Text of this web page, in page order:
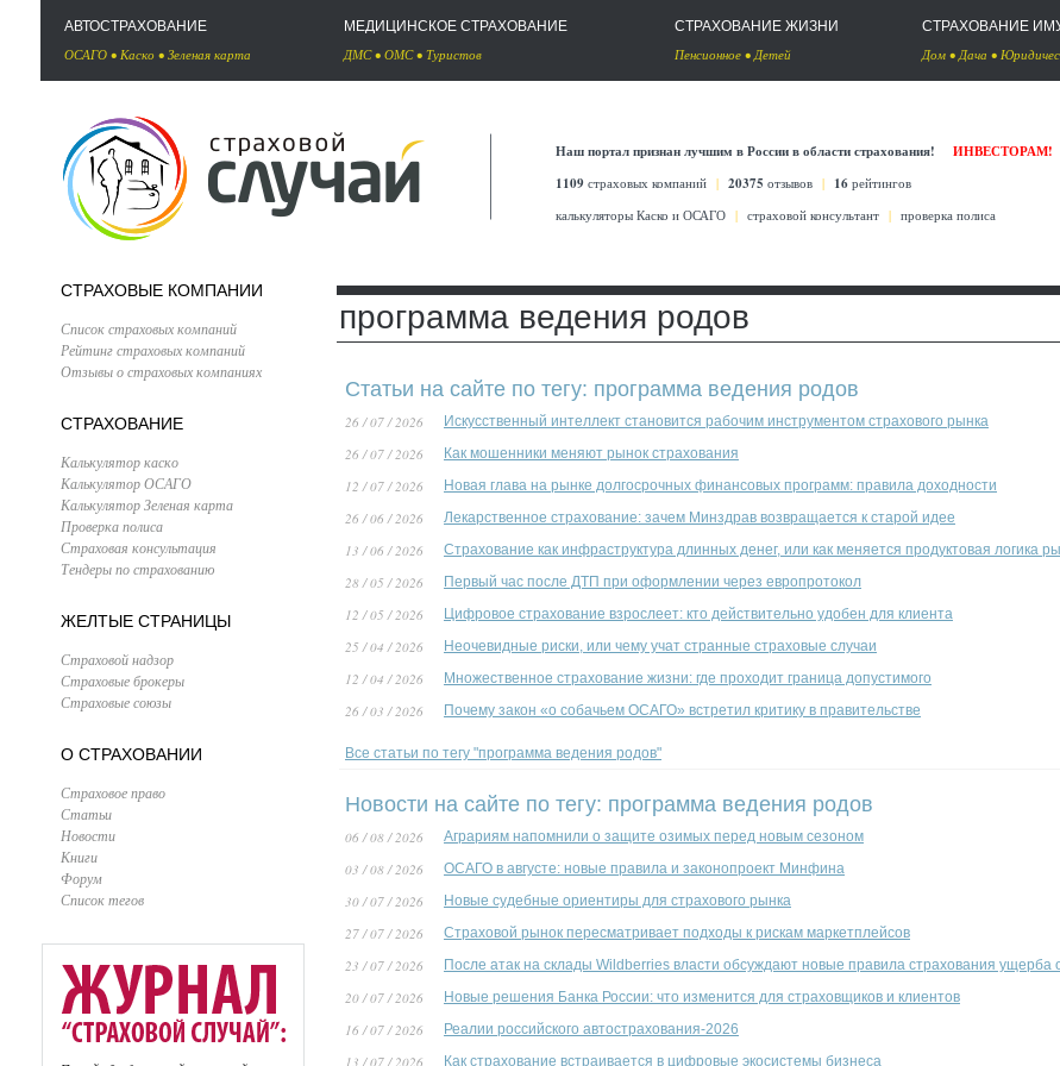
АВТОСТРАХОВАНИЕ
ОСАГО • Каско • Зеленая карта
МЕДИЦИНСКОЕ СТРАХОВАНИЕ
ДМС• ОМС• Туристов
СТРАХОВАНИЕ ЖИЗНИ
Пенсионное •Детей
СТРАХОВАНИЕ
Дом •Дача •
Наш портал признан лучшим в России в области страхования!
ИНВЕСТОРАМ!
1109 страховых компаний | 20375 отзывов | 16 рейтингов
калькуляторы Каско и ОСАГО | страховой консультант | проверка полиса
СТРАХОВЫЕ КОМПАНИИ
Список страховых компаний
Рейтинг страховых компаний
Отзывы о страховых компаниях
СТРАХОВАНИЕ
Калькулятор каско
Калькулятор ОСАГО
Калькулятор Зеленая карта
Проверка полиса
Страховая консультация
Тендеры по страхованию
ЖЕЛТЫЕ СТРАНИЦЫ
Страховой надзор
Страховые брокеры
Страховые союзы
О СТРАХОВАНИИ
Страховое право
Статьи
Новости
Книги
Форум
Список тегов
программа ведения родов
Статьи на сайте по тегу: программа ведения родов
26 / 07 / 2026 Искусственный интеллект становится рабочим инструментом страхового рынка
26 / 07 / 2026 Как мошенники меняют рынок страхования
12 / 07 / 2026 Новая глава на рынке долгосрочных финансовых программ: правила доходности
26 / 06 / 2026 Лекарственное страхование: зачем Минздрав возвращается к старой идее
13 / 06 / 2026 Страхование как инфраструктура длинных денег, или как меняется продуктовая логика
28 / 05 / 2026 Первый час после ДТП при оформлении через европротокол
12 / 05 / 2026 Цифровое страхование взрослеет: кто действительно удобен для клиента
25 / 04 / 2026 Неочевидные риски, или чему учат странные страховые случаи
12 / 04 / 2026 Множественное страхование жизни: где проходит граница допустимого
26 / 03 / 2026 Почему закон «о собачьем ОСАГО» встретил критику в правительстве
Все статьи по тегу "программа ведения родов"
Новости на сайте по тегу: программа ведения родов
06 / 08 / 2026 Аграриям напомнили о защите озимых перед новым сезоном
03 / 08 / 2026 ОСАГО в августе: новые правила и законопроект Минфина
30 / 07 / 2026 Новые судебные ориентиры для страхового рынка
27 / 07 / 2026 Страховой рынок пересматривает подходы к рискам маркетплейсов
23 / 07 / 2026 После атак на склады Wildberries власти обсуждают новые правила страхования
20 / 07 / 2026 Новые решения Банка России: что изменится для страховщиков и клиентов
16 / 07 / 2026 Реалии российского автострахования-2026
13 / 07 / 2026 Как страхование встраивается в цифровые экосистемы бизнеса